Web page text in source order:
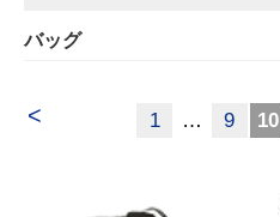
バッグ
< 1 … 9 10